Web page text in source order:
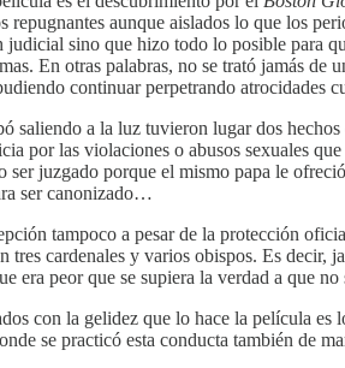
repugnantes aunque aislados lo que los
sino que hizo todo lo posible para
En otras palabras, no se trató jamás
continuar perpetrando atrocidades
saliendo a la luz tuvieron lugar dos
por las violaciones o abusos sexuales
juzgado porque el mismo papa le
ser canonizado…
tampoco a pesar de la protección
tres cardenales y varios obispos. Es
era peor que se supiera la verdad a que
con la gelidez que lo hace la película
se practicó esta conducta también de